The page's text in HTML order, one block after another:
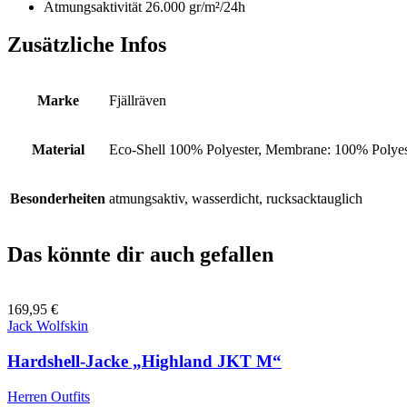
Atmungsaktivität 26.000 gr/m²/24h
Zusätzliche Infos
Marke Fjällräven
Material Eco-Shell 100% Polyester, Membrane: 100%
Besonderheiten atmungsaktiv, wasserdicht, rucksacktauglich
Das könnte dir auch gefallen
169,95 €
Jack Wolfskin
Hardshell-Jacke „Highland JKT M“
Herren Outfits